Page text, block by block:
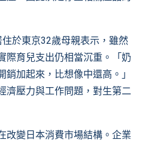
於東京32歲母親表示，雖然
際育兒支出仍相當沉重。「奶
加起來，比想像中還高。」
濟壓力與工作問題，對生第二
改變日本消費市場結構。企業